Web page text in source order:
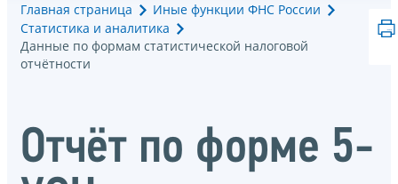
Главная страница
Иные функции ФНС России
Статистика и аналитика
Данные по формам статистической налоговой
отчётности
Отчёт по форме 5-